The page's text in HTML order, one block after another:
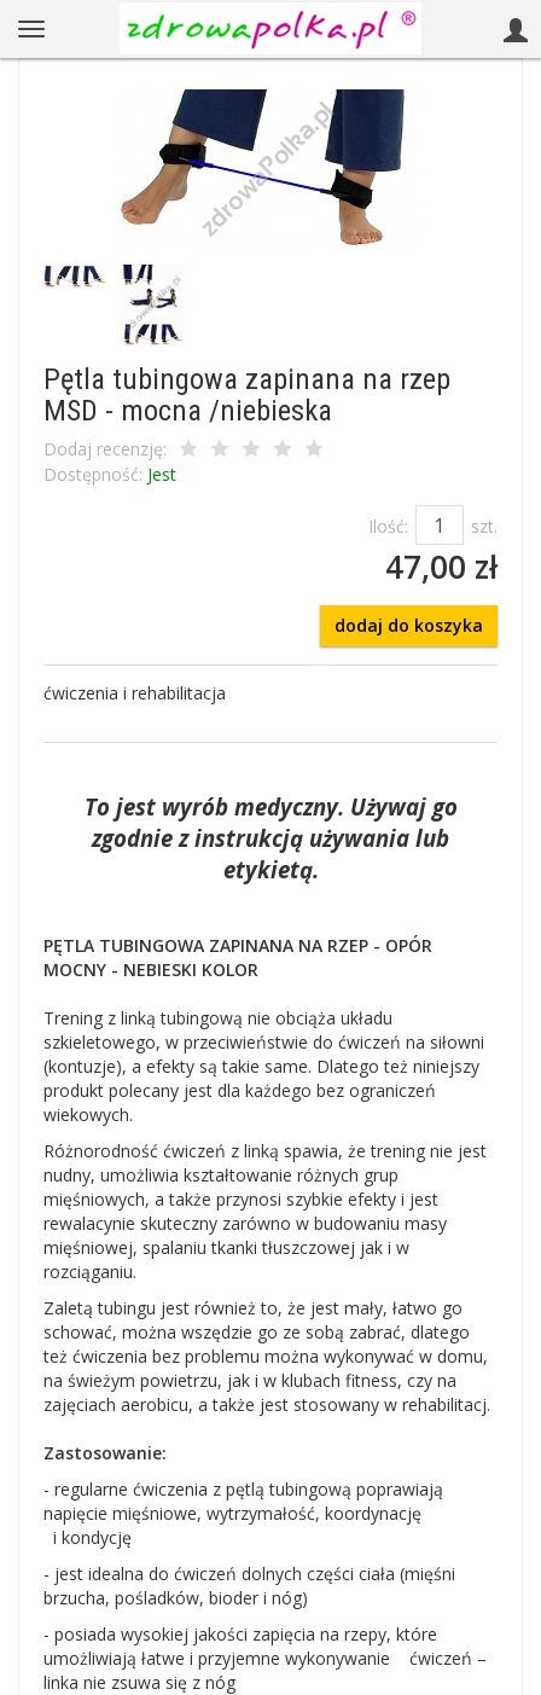
Pętla tubingowa zapinana na rzep
MSD - mocna /niebieska
Dodaj recenzję:
Dostępność: Jest
Ilość: szt.
47,00 zł
dodaj do koszyka
ćwiczenia i rehabilitacja
To jest wyrób medyczny. Używaj go
zgodnie z instrukcją używania lub
etykietą.
PĘTLA TUBINGOWA ZAPINANA NA RZEP - OPÓR
MOCNY - NEBIESKI KOLOR
Trening z linką tubingową nie obciąża układu
szkieletowego, w przeciwieństwie do ćwiczeń na siłowni
(kontuzje), a efekty są takie same. Dlatego też niniejszy
produkt polecany jest dla każdego bez ograniczeń
wiekowych.
Różnorodność ćwiczeń z linką spawia, że trening nie jest
nudny, umożliwia kształtowanie różnych grup
mięśniowych, a także przynosi szybkie efekty i jest
rewalacynie skuteczny zarówno w budowaniu masy
mięśniowej, spalaniu tkanki tłuszczowej jak i w
rozciąganiu.
Zaletą tubingu jest również to, że jest mały, łatwo go
schować, można wszędzie go ze sobą zabrać, dlatego
też ćwiczenia bez problemu można wykonywać w domu,
na świeżym powietrzu, jak i w klubach fitness, czy na
zajęciach aerobicu, a także jest stosowany w rehabilitacj.
Zastosowanie:
- regularne ćwiczenia z pętlą tubingową poprawiają
napięcie mięśniowe, wytrzymałość, koordynację
i kondycję
- jest idealna do ćwiczeń dolnych części ciała (mięśni
brzucha, pośladków, bioder i nóg)
- posiada wysokiej jakości zapięcia na rzepy, które
umożliwiają łatwe i przyjemne wykonywanie ćwiczeń –
linka nie zsuwa się z nóg